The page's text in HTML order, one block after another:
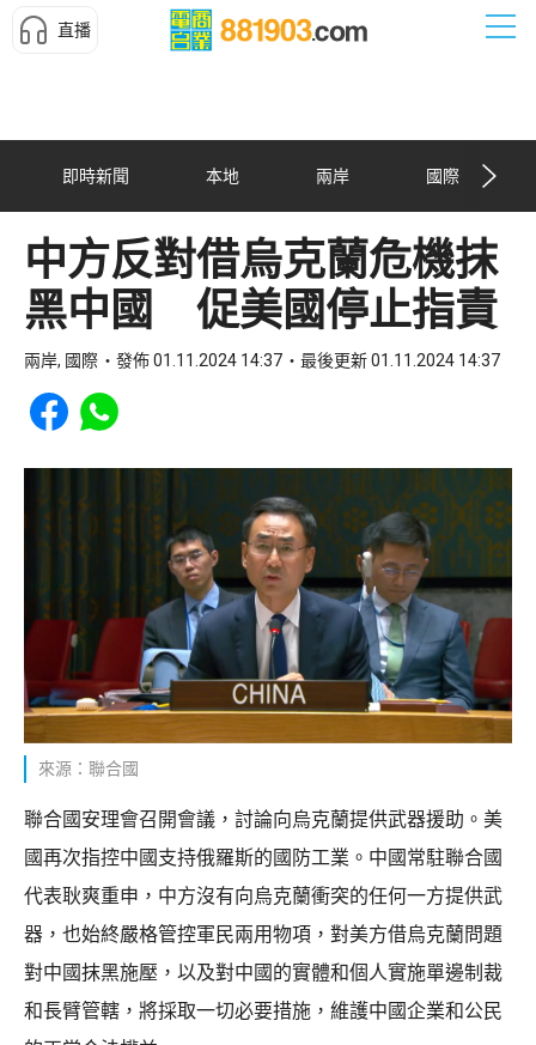
直播
即時新聞 本地 兩岸 國際
中方反對借烏克蘭危機抹
黑中國 促美國停止指責
兩岸, 國際 發佈 01.11.2024 14:37 最後更新 01.11.2024 14:37
Share to Facebook
Share to WhatsApp
來源：聯合國
聯合國安理會召開會議，討論向烏克蘭提供武器援助。美
國再次指控中國支持俄羅斯的國防工業。中國常駐聯合國
代表耿爽重申，中方沒有向烏克蘭衝突的任何一方提供武
器，也始終嚴格管控軍民兩用物項，對美方借烏克蘭問題
對中國抹黑施壓，以及對中國的實體和個人實施單邊制裁
和長臂管轄，將採取一切必要措施，維護中國企業和公民